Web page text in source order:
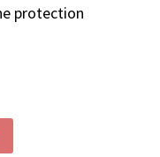
protection